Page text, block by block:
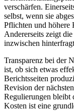
verschärfen.
selbst, wenn sie
Pflichten und höhere
Andererseits zeigt
inzwischen
Transparenz bei der
ist, ob sich etwas
Berichtsseiten
Revision der
Regulierungen bleibt
Kosten ist eine